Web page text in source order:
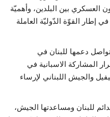
العسكري بين البلدين، وأهميّة
إطار القوّة الدّوليّة العاملة
دعمها للبنان في
المشاركة الاسبانية في
والجيش اللبناني لإرساء
للبنان ومساعدتها الجيش،